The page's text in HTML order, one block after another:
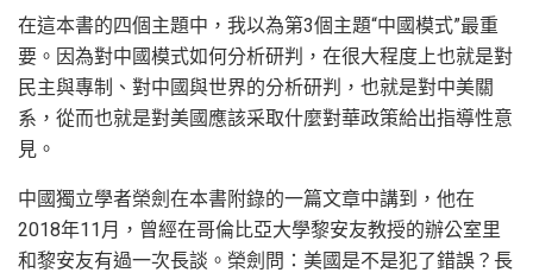
在這本書的四個主題中，我以為第3個主題“中國模式”最重
要。因為對中國模式如何分析研判，在很大程度上也就是對
民主與專制、對中國與世界的分析研判，也就是對中美關
系，從而也就是對美國應該采取什麼對華政策給出指導性意
見。
中國獨立學者榮劍在本書附錄的一篇文章中講到，他在
2018年11月，曾經在哥倫比亞大學黎安友教授的辦公室里
和黎安友有過一次長談。榮劍問：美國是不是犯了錯誤？長